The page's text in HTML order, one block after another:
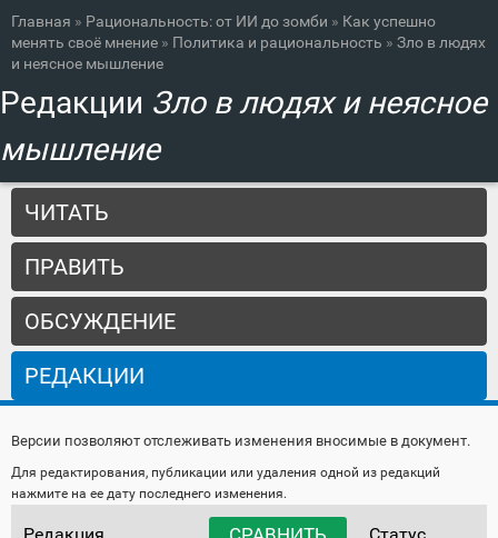
содержанию
Вы здесь
Главная » Рациональность: от ИИ до зомби » Как успешно
менять своё мнение » Политика и рациональность » Зло в людях
и неясное мышление
Редакции Зло в людях и неясное
мышление
Главные вкладки
ЧИТАТЬ
ПРАВИТЬ
ОБСУЖДЕНИЕ
РЕДАКЦИИ
Версии позволяют отслеживать изменения вносимые в документ.
Для редактирования, публикации или удаления одной из редакций
нажмите на ее дату последнего изменения.